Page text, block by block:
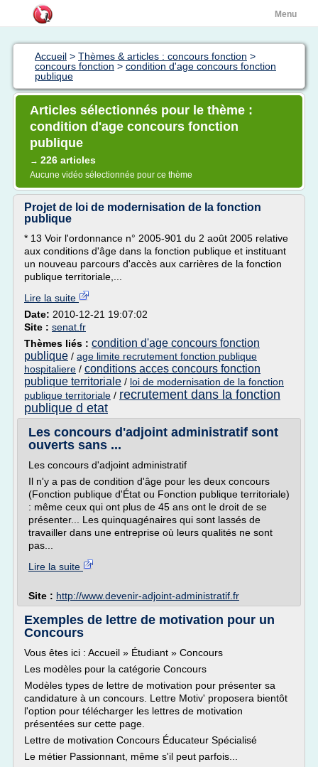
Menu
Accueil > Thèmes & articles : concours fonction >
concours fonction > condition d'age concours fonction
publique
Articles sélectionnés pour le thème :
condition d'age concours fonction
publique
→ 226 articles
Aucune vidéo sélectionnée pour ce thème
Projet de loi de modernisation de la fonction
publique
* 13 Voir l'ordonnance n° 2005-901 du 2 août 2005 relative
aux conditions d'âge dans la fonction publique et instituant
un nouveau parcours d'accès aux carrières de la fonction
publique territoriale,...
Lire la suite
Date: 2010-12-21 19:07:02
Site : senat.fr
Thèmes liés : condition d'age concours fonction
publique / age limite recrutement fonction publique
hospitaliere / conditions acces concours fonction
publique territoriale / loi de modernisation de la fonction
publique territoriale / recrutement dans la fonction
publique d etat
Les concours d'adjoint administratif sont
ouverts sans ...
Les concours d'adjoint administratif
Il n'y a pas de condition d'âge pour les deux concours
(Fonction publique d'État ou Fonction publique territoriale)
: même ceux qui ont plus de 45 ans ont le droit de se
présenter... Les quinquagénaires qui sont lassés de
travailler dans une entreprise où leurs qualités ne sont
pas...
Lire la suite
Site : http://www.devenir-adjoint-administratif.fr
Exemples de lettre de motivation pour un
Concours
Vous êtes ici : Accueil » Étudiant » Concours
Les modèles pour la catégorie Concours
Modèles types de lettre de motivation pour présenter sa
candidature à un concours. Lettre Motiv' proposera bientôt
l'option pour télécharger les lettres de motivation
présentées sur cette page.
Lettre de motivation Concours Éducateur Spécialisé
Le métier Passionnant, même s'il peut parfois...